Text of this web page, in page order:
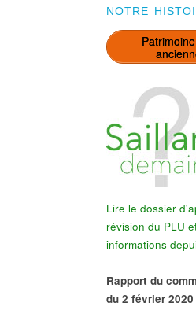
NOTRE
Lire le dossier
révision du PLU
informations
Rapport du
du 2 février 2020